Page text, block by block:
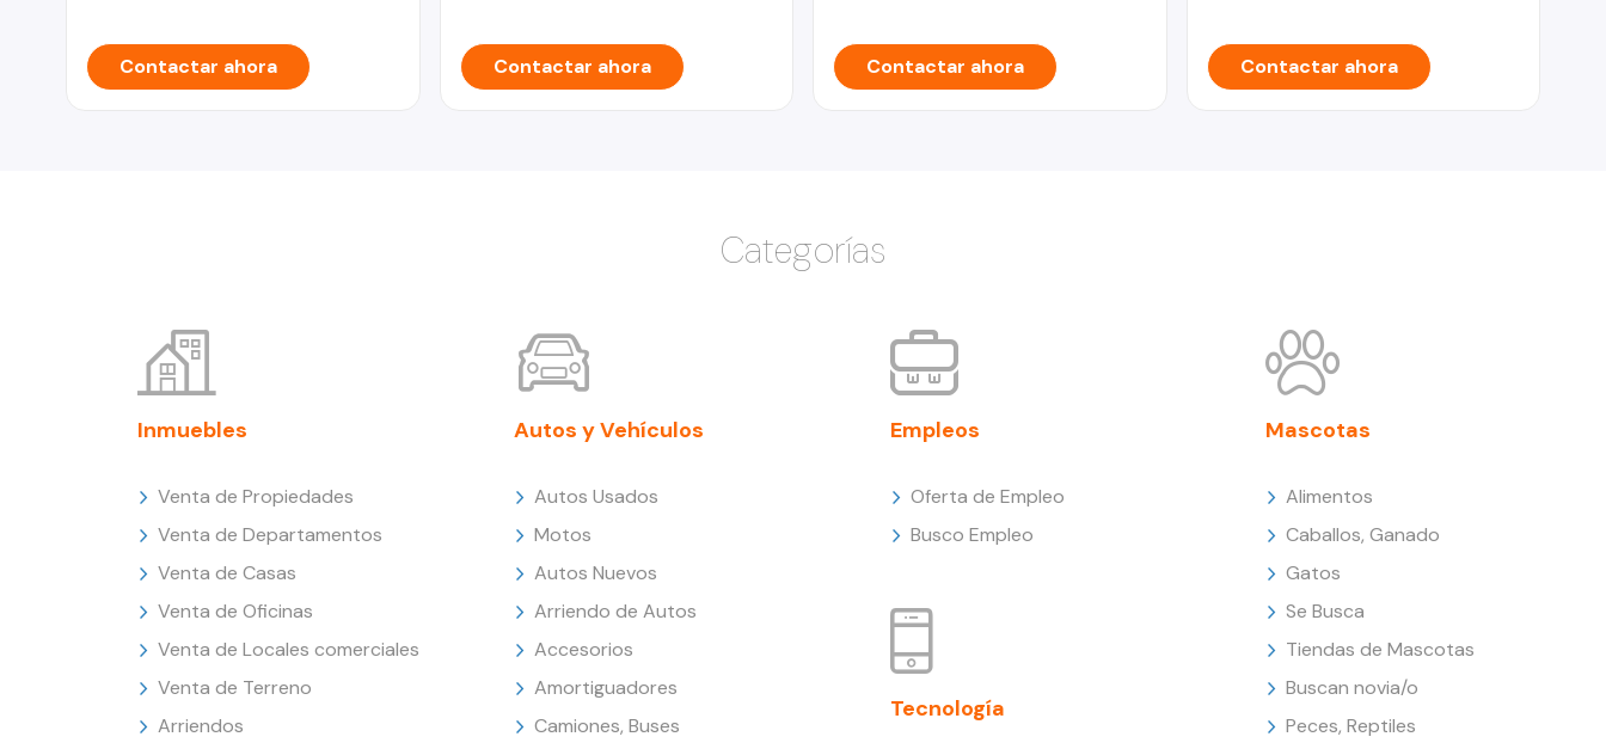
Contactar ahora Contactar ahora Contactar ahora Contactar ahora
Categorías
Inmuebles
Venta de Propiedades
Venta de Departamentos
Venta de Casas
Venta de Oficinas
Venta de Locales comerciales
Venta de Terreno
Arriendos
Autos y Vehículos
Autos Usados
Motos
Autos Nuevos
Arriendo de Autos
Accesorios
Amortiguadores
Camiones, Buses
Empleos
Oferta de Empleo
Busco Empleo
Tecnología
Mascotas
Alimentos
Caballos, Ganado
Gatos
Se Busca
Tiendas de Mascotas
Buscan novia/o
Peces, Reptiles